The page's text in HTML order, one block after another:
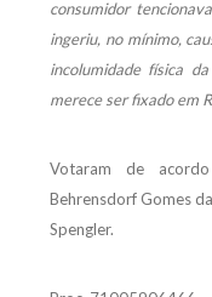
consumidor
ingeriu, no mínimo,
incolumidade física
merece ser fixado em
Votaram de
Behrensdorf Gomes
Spengler.